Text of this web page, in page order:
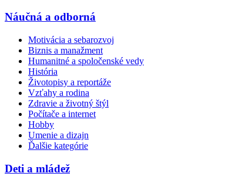
Náučná a odborná
Motivácia a sebarozvoj
Biznis a manažment
Humanitné a spoločenské vedy
História
Životopisy a reportáže
Vzťahy a rodina
Zdravie a životný štýl
Počítače a internet
Hobby
Umenie a dizajn
Ďalšie kategórie
Deti a mládež